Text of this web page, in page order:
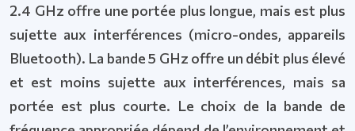
2.4 GHz offre une portée plus longue, mais est plus
sujette aux interférences (micro-ondes, appareils
Bluetooth). La bande 5 GHz offre un débit plus élevé
et est moins sujette aux interférences, mais sa
portée est plus courte. Le choix de la bande de